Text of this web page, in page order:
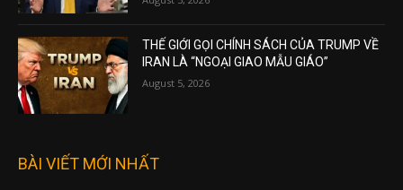
THẾ GIỚI GỌI CHÍNH SÁCH CỦA TRUMP VỀ
IRAN LÀ “NGOẠI GIAO MẪU GIÁO”
August 5, 2026
BÀI VIẾT MỚI NHẤT